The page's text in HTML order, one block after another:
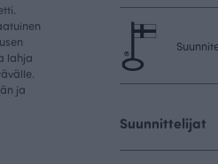
lahja
ja
Suunnittelijat